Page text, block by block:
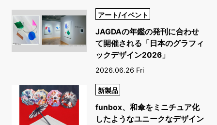
アート/イベント
JAGDAの年鑑の発刊に合わせ
て開催される「日本のグラフィ
ックデザイン2026」
2026.06.26 Fri
新製品
funbox、和傘をミニチュア化
したようなユニークなデザイン